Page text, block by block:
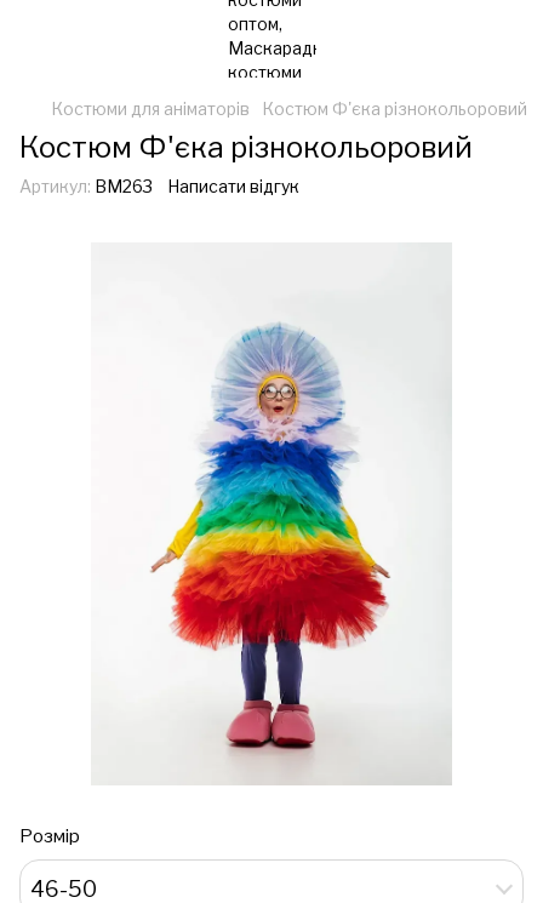
Костюми для аніматорів Костюм Ф'єка різнокольоровий
Костюм Ф'єка різнокольоровий
Артикул: ВМ263 Написати відгук
Розмір
46-50